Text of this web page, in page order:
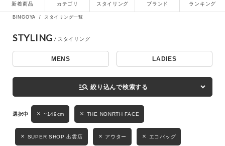
新着商品 カテゴリ スタイリング ブランド ランキング
キーワード
性別
MENS LADIES
BINGOYA スタイリング一覧
STYLING
MENS LADIES
manage_search 絞り込んで検索する
~149cm THE NONRTH FACE
SUPER SHOP 出雲店 アウター エコバッグ